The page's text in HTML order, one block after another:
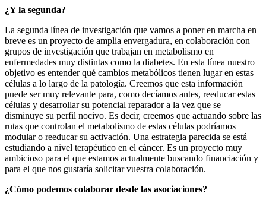
¿Y la segunda?
La segunda línea de investigación que vamos a poner en marcha en
breve es un proyecto de amplia envergadura, en colaboración con
grupos de investigación que trabajan en metabolismo en
enfermedades muy distintas como la diabetes. En esta línea nuestro
objetivo es entender qué cambios metabólicos tienen lugar en estas
células a lo largo de la patología. Creemos que esta información
puede ser muy relevante para, como decíamos antes, reeducar estas
células y desarrollar su potencial reparador a la vez que se
disminuye su perfil nocivo. Es decir, creemos que actuando sobre las
rutas que controlan el metabolismo de estas células podríamos
modular o reeducar su activación. Una estrategia parecida se está
estudiando a nivel terapéutico en el cáncer. Es un proyecto muy
ambicioso para el que estamos actualmente buscando financiación y
para el que nos gustaría solicitar vuestra colaboración.
¿Cómo podemos colaborar desde las asociaciones?